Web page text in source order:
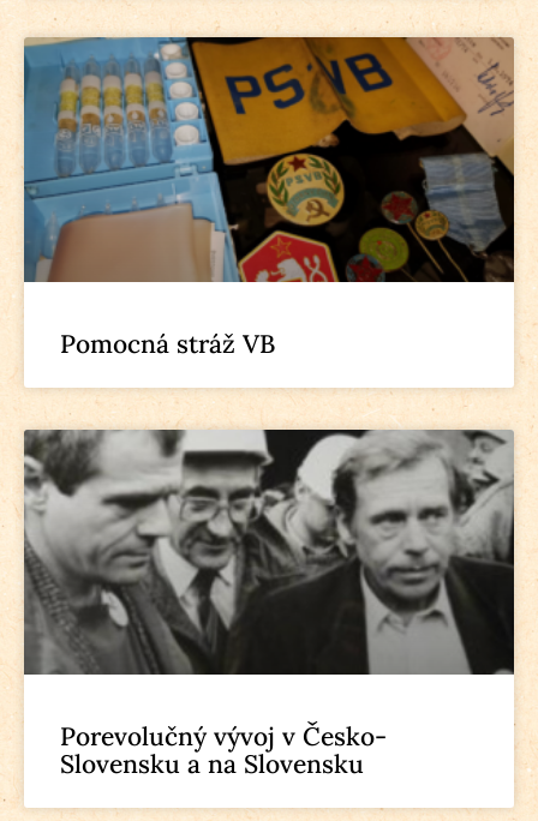
Pomocná stráž VB
Porevolučný vývoj v Česko-
Slovensku a na Slovensku